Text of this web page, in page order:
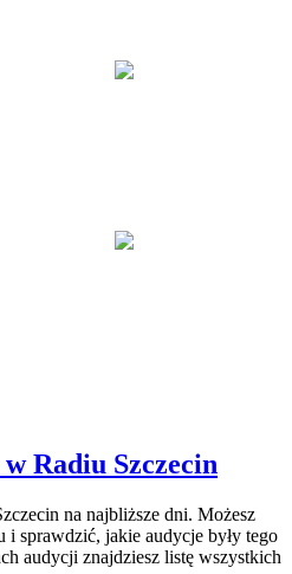
Radiu Szczecin
na najbliższe dni. Możesz
i sprawdzić, jakie audycje były tego
audycji znajdziesz listę wszystkich